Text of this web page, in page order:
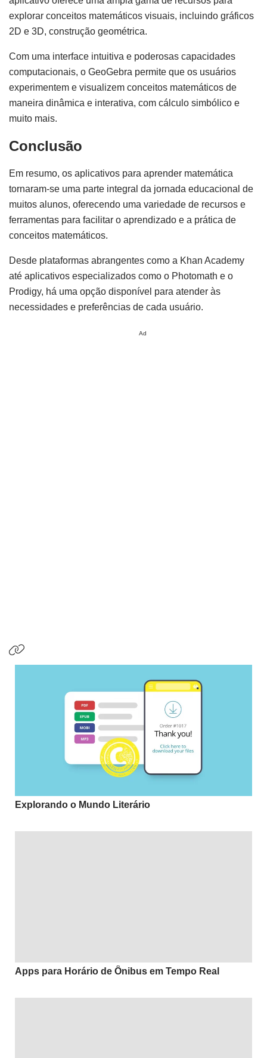
explorar conceitos matemáticos visuais, incluindo gráficos
2D e 3D, construção geométrica.
Com uma interface intuitiva e poderosas capacidades
computacionais, o GeoGebra permite que os usuários
experimentem e visualizem conceitos matemáticos de
maneira dinâmica e interativa, com cálculo simbólico e
muito mais.
Conclusão
Em resumo, os aplicativos para aprender matemática
tornaram-se uma parte integral da jornada educacional de
muitos alunos, oferecendo uma variedade de recursos e
ferramentas para facilitar o aprendizado e a prática de
conceitos matemáticos.
Desde plataformas abrangentes como a Khan Academy
até aplicativos especializados como o Photomath e o
Prodigy, há uma opção disponível para atender às
necessidades e preferências de cada usuário.
Ad
Explorando o Mundo Literário
Apps para Horário de Ônibus em Tempo Real